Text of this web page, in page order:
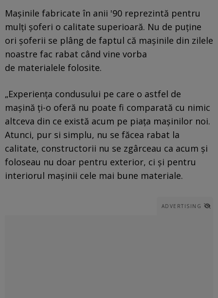
Maşinile fabricate în anii '90 reprezintă pentru
mulţi şoferi o calitate superioară. Nu de puţine
ori şoferii se plâng de faptul că maşinile din zilele
noastre fac rabat când vine vorba
de materialele folosite.
„Experienţa condusului pe care o astfel de
maşină ţi-o oferă nu poate fi comparată cu nimic
altceva din ce există acum pe piaţa maşinilor noi.
Atunci, pur si simplu, nu se făcea rabat la
calitate, constructorii nu se zgârceau ca acum şi
foloseau nu doar pentru exterior, ci şi pentru
interiorul maşinii cele mai bune materiale.
ADVERTISING